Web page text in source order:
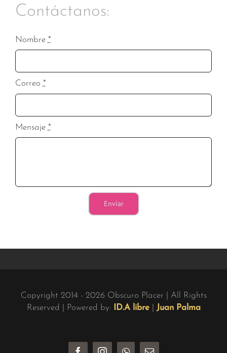
Contáctanos:
Nombre*
Correo*
Mensaje *
Enviar
Copyright 2014 - 2026 Obscuro Placer | All Rights
Reserved |
Powered by: ID.A libre| Juan Palma